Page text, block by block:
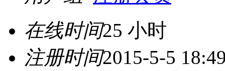
在线时间25 小时
注册时间2015-5-5